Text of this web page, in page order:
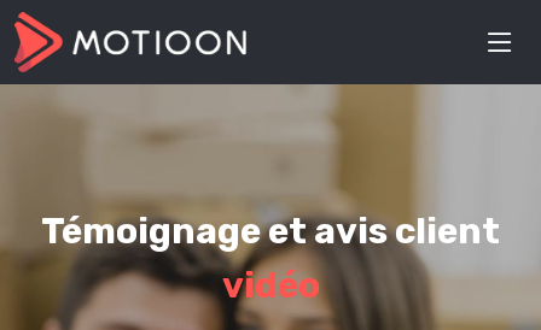
Témoignage et avis client
vidéo